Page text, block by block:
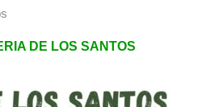
DE LOS SANTOS